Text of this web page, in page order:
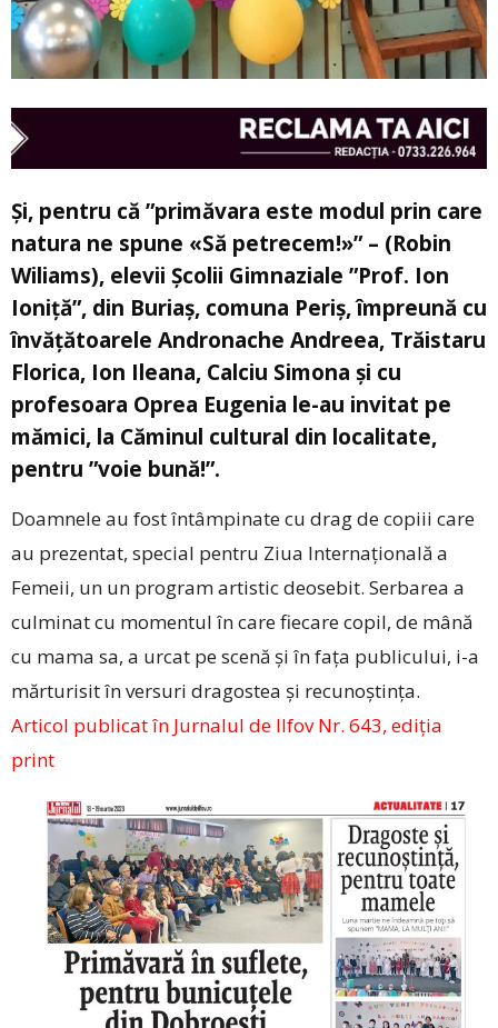
Și, pentru că ”primăvara este modul prin care
natura ne spune «Să petrecem!»” – (Robin
Wiliams), elevii Școlii Gimnaziale ”Prof. Ion
Ioniţă”, din Buriaș, comuna Periș, împreună cu
învăţătoarele Andronache Andreea, Trăistaru
Florica, Ion Ileana, Calciu Simona și cu
profesoara Oprea Eugenia le-au invitat pe
mămici, la Căminul cultural din localitate,
pentru ”voie bună!”.
Doamnele au fost întâmpinate cu drag de copiii care
au prezentat, special pentru Ziua Internațională a
Femeii, un un program artistic deosebit. Serbarea a
culminat cu momentul în care fiecare copil, de mână
cu mama sa, a urcat pe scenă și în fața publicului, i-a
mărturisit în versuri dragostea și recunoștința.
Articol publicat în Jurnalul de Ilfov Nr. 643, ediția
print